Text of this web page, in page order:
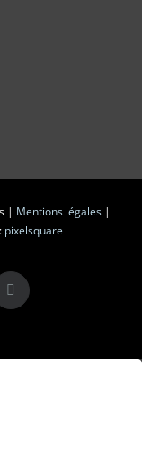
| Mentions légales |
pixelsquare
Facebook